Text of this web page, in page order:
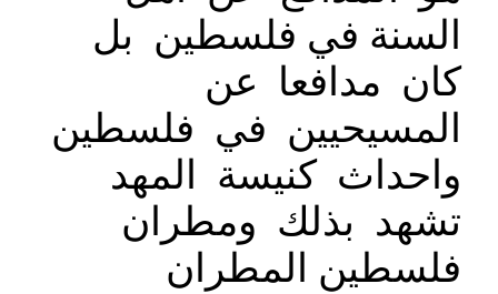
السنة في فلسطين بل
كان مدافعا عن
المسيحيين في فلسطين
واحداث كنيسة المهد
تشهد بذلك ومطران
فلسطين المطران